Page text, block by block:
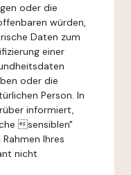
oder die
würden,
Daten zum
einer
oder die
Person. In
informiert,
sensiblen"
Ihres
nicht